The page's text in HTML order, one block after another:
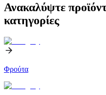
Ανακαλύψτε
κατηγορίες
Φρούτα